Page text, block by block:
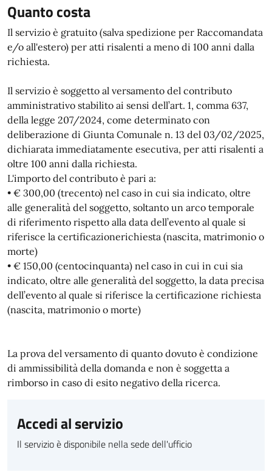
Quanto costa
Il servizio è gratuito (salva spedizione per Raccomandata
e/o all'estero) per atti risalenti a meno di 100 anni dalla
richiesta.
Il servizio è soggetto al versamento del contributo
amministrativo stabilito ai sensi dell’art. 1, comma 637,
della legge 207/2024, come determinato con
deliberazione di Giunta Comunale n. 13 del 03/02/2025,
dichiarata immediatamente esecutiva, per atti risalenti a
oltre 100 anni dalla richiesta.
L'importo del contributo è pari a:
• € 300,00 (trecento) nel caso in cui sia indicato, oltre
alle generalità del soggetto, soltanto un arco temporale
di riferimento rispetto alla data dell’evento al quale si
riferisce la certificazionerichiesta (nascita, matrimonio o
morte)
• € 150,00 (centocinquanta) nel caso in cui in cui sia
indicato, oltre alle generalità del soggetto, la data precisa
dell’evento al quale si riferisce la certificazione richiesta
(nascita, matrimonio o morte)
La prova del versamento di quanto dovuto è condizione
di ammissibilità della domanda e non è soggetta a
rimborso in caso di esito negativo della ricerca.
Accedi al servizio
Il servizio è disponibile nella sede dell'ufficio